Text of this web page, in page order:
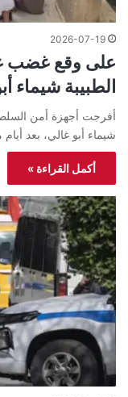
2026-07-19
على وقع غضب
الطبيبة شيماء
أفرجت أجهزة أمن
شيماء أبو غالي، بعد
أكمل القراءة »